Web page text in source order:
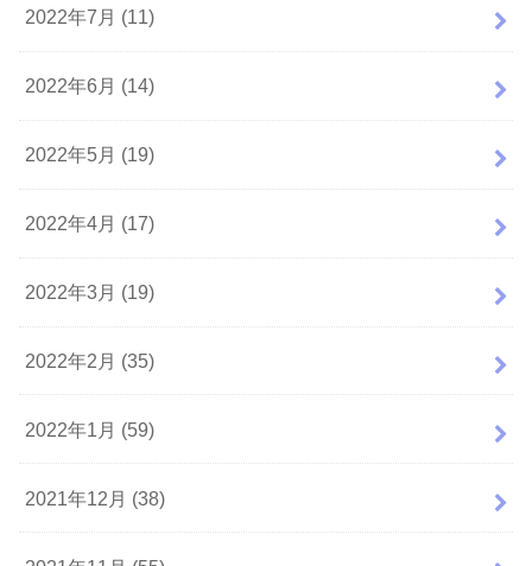
2022年7月 (11)
2022年6月 (14)
2022年5月 (19)
2022年4月 (17)
2022年3月 (19)
2022年2月 (35)
2022年1月 (59)
2021年12月 (38)